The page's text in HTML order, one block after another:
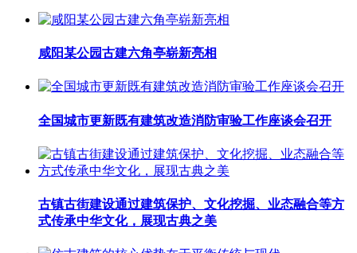
咸阳某公园古建六角亭崭新亮相
全国城市更新既有建筑改造消防审验工作座谈会召开
古镇古街建设通过建筑保护、文化挖掘、业态融合等方
式传承中华文化，展现古典之美